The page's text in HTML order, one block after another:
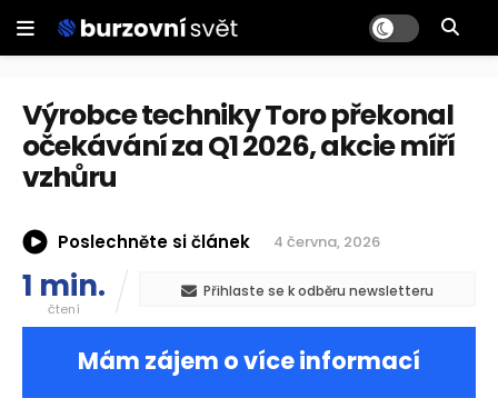
Výrobce techniky Toro překonal
očekávání za Q1 2026, akcie míří
vzhůru
Poslechněte si článek 4 června, 2026
1 min.
čtení
Přihlaste se k odběru newsletteru
Mám zájem o více informací